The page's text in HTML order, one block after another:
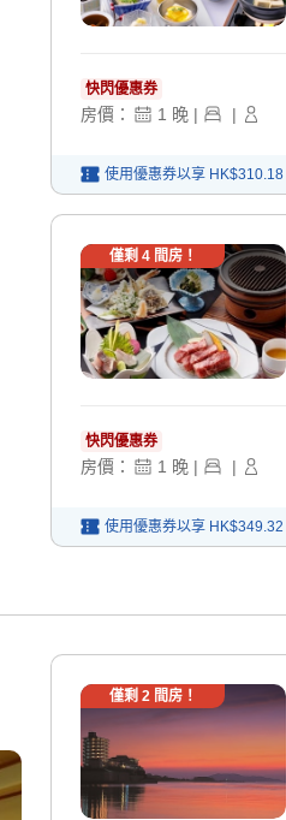
快閃優惠券
房價： 1 晚 | |
使用優惠券以享 HK$310.18
僅剩 4間房！
快閃優惠券
房價： 1 晚 | |
使用優惠券以享 HK$349.32
僅剩 2間房！